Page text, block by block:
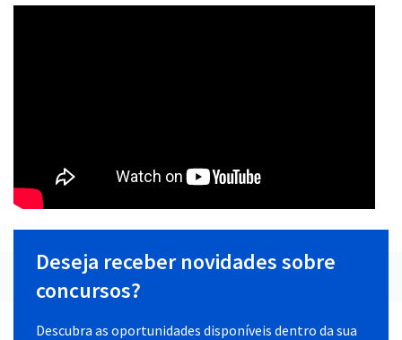
Deseja receber novidades sobre
concursos?
Descubra as oportunidades disponíveis dentro da sua